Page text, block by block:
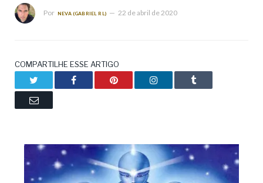
Por NEVA (GABRIEL RL) 22 de abril de 2020
COMPARTILHE ESSE ARTIGO
Facebook Pinterest LinkedIn Tumblr
Email